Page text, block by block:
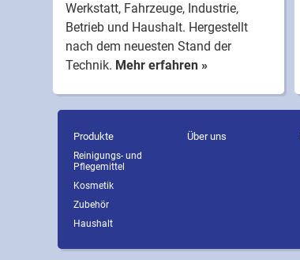
Werkstatt, Fahrzeuge, Industrie,
Betrieb und Haushalt. Hergestellt
nach dem neuesten Stand der
Technik. Mehr erfahren »
Produkte
Reinigungs- und
Pflegemittel
Kosmetik
Zubehör
Haushalt
Über uns